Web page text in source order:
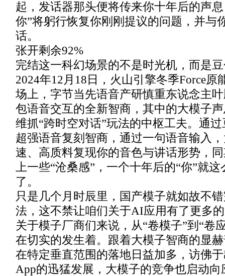
起，发话器那头便将传来你十年后的声
你”将躬行恢复你刚刚提议的问题，并与
话。
张开剩余92%
完结这一科幻场景的不是时光机，而是
2024年12月18日，火山引擎冬季Force原
场上，字节当先语音产研慎重东说念主
包语音交互的全新智商，其中的大模子
维抓“跨时空对话”玩法的中枢工夫。通
超强语音复刻智商，通过一句语音输入
速、高质料复现你的音色与讲话形势，
上一些“沧桑感”，一个十年后的“你”就
了。
只是几个月时辰里，国产模子就如故不
法，这不禁让咱们关于AI应用有了更多
关于模子厂商们来说，从“卷模子”到“卷
在切实的发生着。跟着大模子智商的显
在特定垂直范围的落地日益加多，访佛
App的迅猛发展，大模子的竞争也启动